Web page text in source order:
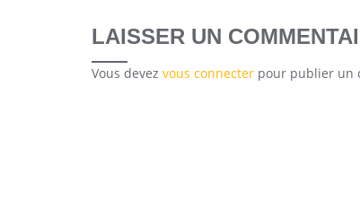
LAISSER UN
Vous devez vous connecter pour publier un